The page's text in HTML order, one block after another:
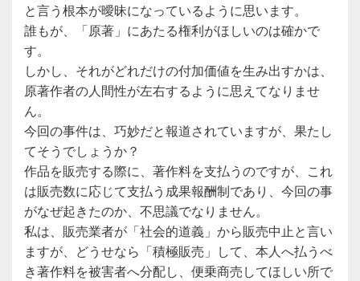
と言う根本が曖昧になっているように思います。
誰もが、「原著」にあたる権利がほしいのは確かで
す。
しかし、それがどれだけの付加価値を生み出すかは、
原著作者の人間性が左右するように思えてなりませ
ん。
今回の事件は、巧妙だと報道されていますが、果たし
てそうでしょうか？
作品を販売する際に、著作料を支払うのですが、これ
は販売数に応じて支払う成果報酬制であり、今回の事
がなぜ起きたのか、不思議でなりません。
私は、販売業者が「社会的道義」から販売中止と言い
ますが、どうせなら「積極販売」して、本人へ払うべ
き著作料を被害者へ分配し、便乗商売してほしい所で